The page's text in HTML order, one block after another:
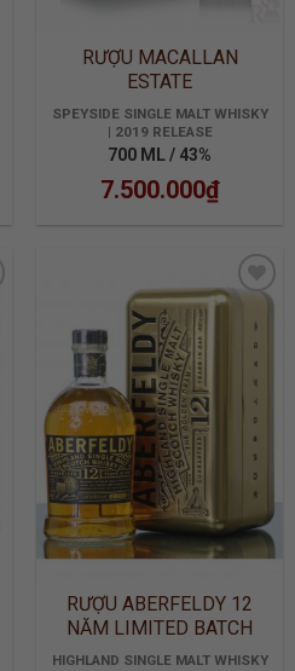
RƯỢU MACALLAN
ESTATE
SPEYSIDE SINGLE MALT WHISKY
| 2019 RELEASE
700 ML / 43%
7.500.000₫
ADD TO
WISHLIST
RƯỢU ABERFELDY 12
NĂM LIMITED BATCH
2905
HIGHLAND SINGLE MALT WHISKY